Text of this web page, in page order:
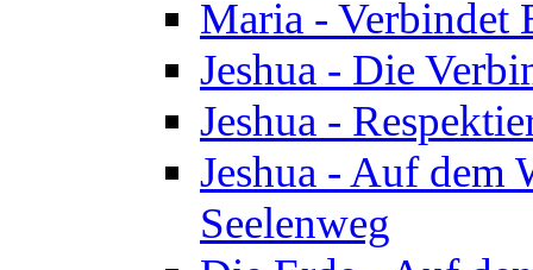
Maria - Verbindet
Jeshua - Die
Jeshua -
Jeshua - Auf dem
Seelenweg